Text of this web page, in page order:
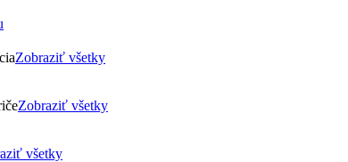
Zobraziť všetky
Zobraziť všetky
všetky